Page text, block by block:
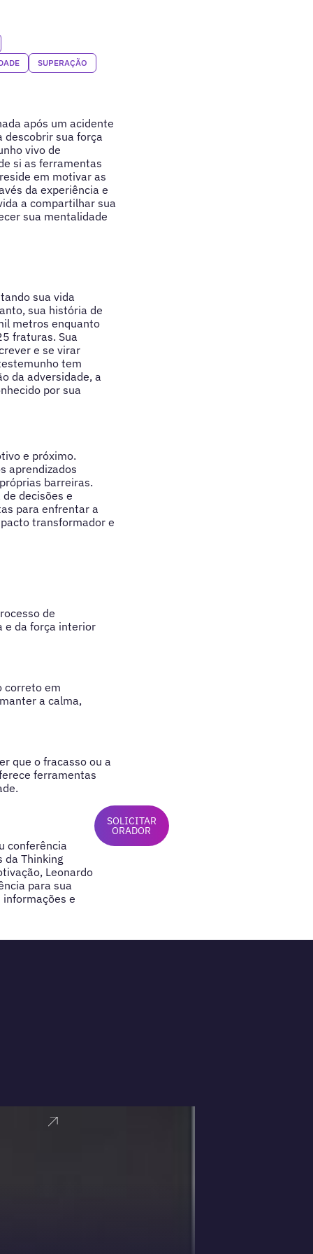
SUPERAÇÃO
após um acidente
descobrir sua força
vivo de
si as ferramentas
em motivar as
da experiência e
a compartilhar sua
sua mentalidade
sua vida
sua história de
metros enquanto
fraturas. Sua
e se virar
tem
da adversidade, a
por sua
e próximo.
aprendizados
barreiras.
decisões e
para enfrentar a
transformador e
de
e da força interior
correto em
a calma,
que o fracasso ou a
ferramentas
conferência
da Thinking
Leonardo
para sua
e
SOLICITAR
ORADOR